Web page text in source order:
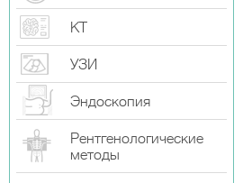
КТ
УЗИ
Эндоскопия
Рентгенологические
методы